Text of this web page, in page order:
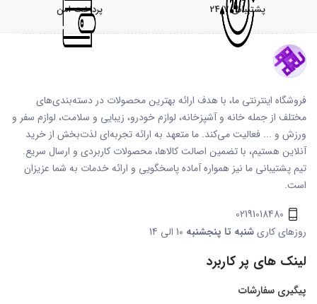
پشتیبانی 24/7 پرداخت امن
فروشگاه اینترنتی ما، با هدف ارائه بهترین محصولات در دسته‌بندی‌های
مختلف از جمله خانه و آشپزخانه، لوازم خودرو، زیبایی و سلامت، لوازم سفر و
ورزش و ... فعالیت می‌کند. ما متعهد به ارائه تجربه‌ای لذت‌بخش از خرید
آنلاین هستیم، با تضمین اصالت کالاها، محصولات کاربردی و ارسال سریع.
تیم پشتیبانی ما نیز همواره آماده پاسخگویی و ارائه خدمات به شما عزیزان
است.
02191018480
روزهای کاریشنبه تا پنجشنبه
لینک های پر کاربرد
پیگیری سفارشات